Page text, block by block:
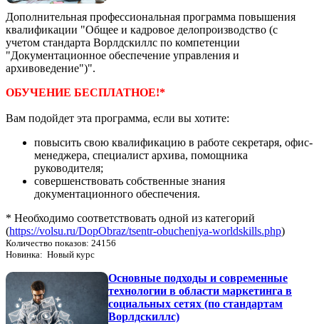
Дополнительная профессиональная программа повышения
квалификации "Общее и кадровое делопроизводство (с
учетом стандарта Ворлдскиллс по компетенции
"Документационное обеспечение управления и
архивоведение")".
ОБУЧЕНИЕ БЕСПЛАТНОЕ!*
Вам подойдет эта программа, если вы хотите:
повысить свою квалификацию в работе секретаря, офис-
менеджера, специалист архива, помощника
руководителя;
совершенствовать собственные знания
документационного обеспечения.
* Необходимо соответствовать одной из категорий
(https://volsu.ru/DopObraz/tsentr-obucheniya-worldskills.php)
Количество показов: 24156
Новинка: Новый курс
Основные подходы и современные
технологии в области маркетинга в
социальных сетях (по стандартам
Ворлдскиллс)